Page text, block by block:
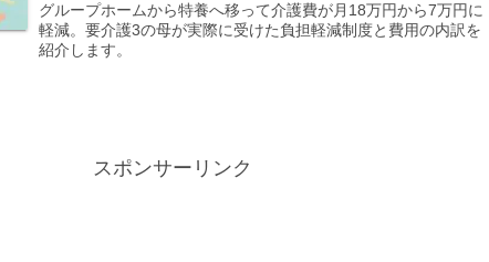
グループホームから特養へ移って介護費が月18万円から7万円に
軽減。要介護3の母が実際に受けた負担軽減制度と費用の内訳を
紹介します。
スポンサーリンク